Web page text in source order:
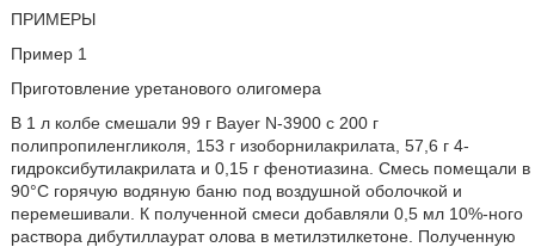
ПРИМЕРЫ
Пример 1
Приготовление уретанового олигомера
В 1 л колбе смешали 99 г Bayer N-3900 с 200 г
полипропиленгликоля, 153 г изоборнилакрилата, 57,6 г 4-
гидроксибутилакрилата и 0,15 г фенотиазина. Смесь помещали в
90°C горячую водяную баню под воздушной оболочкой и
перемешивали. К полученной смеси добавляли 0,5 мл 10%-ного
раствора дибутиллаурат олова в метилэтилкетоне. Полученную